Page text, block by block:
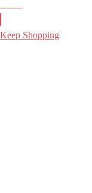
Keep Shopping